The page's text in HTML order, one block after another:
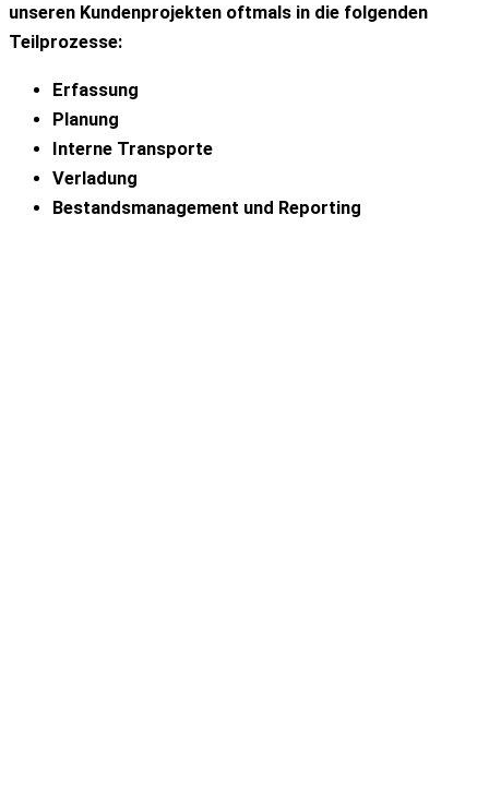
unseren Kundenprojekten oftmals in die folgenden
Teilprozesse:
Erfassung
Planung
Interne Transporte
Verladung
Bestandsmanagement und Reporting